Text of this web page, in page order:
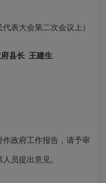
表大会第二次会议上）
县长 王建生
政府工作报告，请予审
员提出意见。